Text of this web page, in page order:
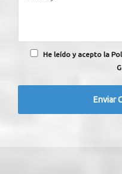
He leído y acepto la